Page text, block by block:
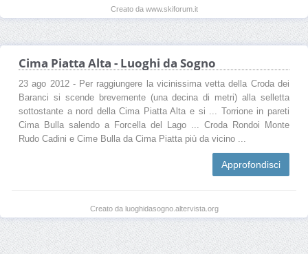
Creato da www.skiforum.it
Cima Piatta Alta - Luoghi da Sogno
23 ago 2012 - Per raggiungere la vicinissima vetta della Croda dei
Baranci si scende brevemente (una decina di metri) alla selletta
sottostante a nord della Cima Piatta Alta e si ... Torrione in pareti
Cima Bulla salendo a Forcella del Lago ... Croda Rondoi Monte
Rudo Cadini e Cime Bulla da Cima Piatta più da vicino ...
Approfondisci
Creato da luoghidasogno.altervista.org